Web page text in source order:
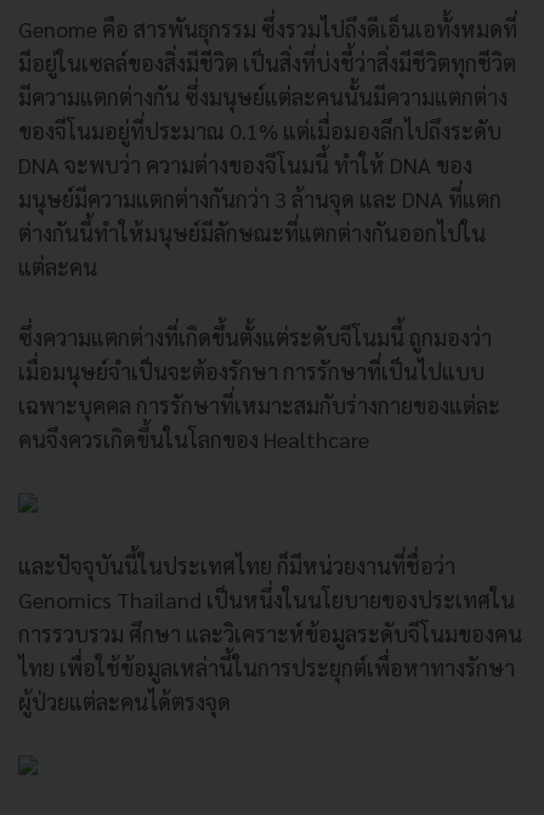
Genome คือ สารพันธุกรรม ซึ่งรวมไปถึงดีเอ็นเอทั้งหมดที่
มีอยู่ในเซลล์ของสิ่งมีชีวิต เป็นสิ่งที่บ่งชี้ว่าสิ่งมีชีวิตทุกชีวิต
มีความแตกต่างกัน ซึ่งมนุษย์แต่ละคนนั้นมีความแตกต่าง
ของจีโนมอยู่ที่ประมาณ 0.1% แต่เมื่อมองลึกไปถึงระดับ
DNA จะพบว่า ความต่างของจีโนมนี้ ทำให้ DNA ของ
มนุษย์มีความแตกต่างกันกว่า 3 ล้านจุด และ DNA ที่แตก
ต่างกันนี้ทำให้มนุษย์มีลักษณะที่แตกต่างกันออกไปใน
แต่ละคน
ซึ่งความแตกต่างที่เกิดขึ้นตั้งแต่ระดับจีโนมนี้ ถูกมองว่า
เมื่อมนุษย์จำเป็นจะต้องรักษา การรักษาที่เป็นไปแบบ
เฉพาะบุคคล การรักษาที่เหมาะสมกับร่างกายของแต่ละ
คนจึงควรเกิดขึ้นในโลกของ Healthcare
และปัจจุบันนี้ในประเทศไทย ก็มีหน่วยงานที่ชื่อว่า
Genomics Thailand เป็นหนึ่งในนโยบายของประเทศใน
การรวบรวม ศึกษา และวิเคราะห์ข้อมูลระดับจีโนมของคน
ไทย เพื่อใช้ข้อมูลเหล่านี้ในการประยุกต์เพื่อหาทางรักษา
ผู้ป่วยแต่ละคนได้ตรงจุด